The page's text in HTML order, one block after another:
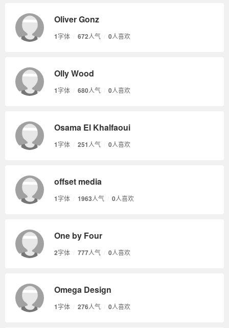
Oliver Gonz
1字体 672人气 0人喜欢
Olly Wood
1字体 680人气 0人喜欢
Osama El Khalfaoui
1字体 251人气 0人喜欢
offset media
1字体 1963人气 0人喜欢
One by Four
2字体 777人气 0人喜欢
Omega Design
1字体 276人气 0人喜欢